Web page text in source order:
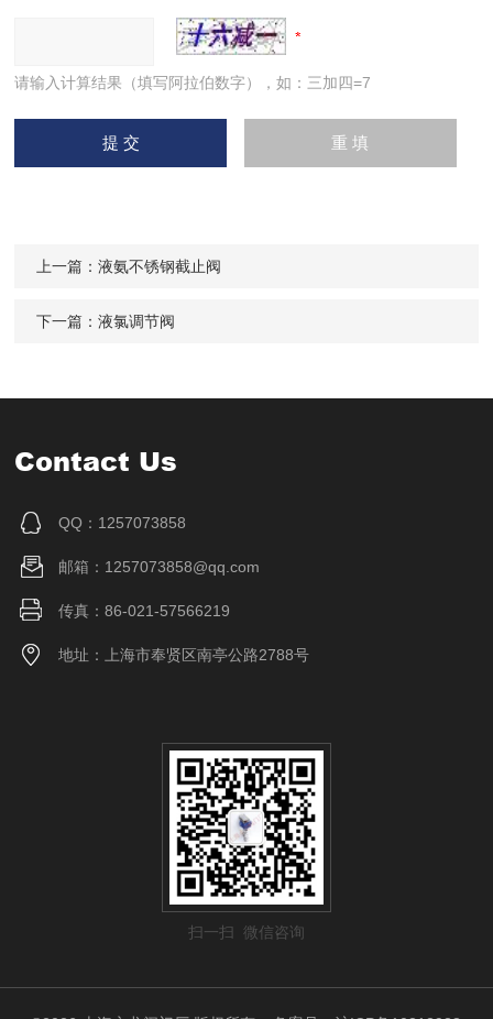
请输入计算结果（填写阿拉伯数字），如：三加四=7
上一篇：液氨不锈钢截止阀
下一篇：液氯调节阀
Contact Us
QQ：1257073858
邮箱：1257073858@qq.com
传真：86-021-57566219
地址：上海市奉贤区南亭公路2788号
扫一扫 微信咨询